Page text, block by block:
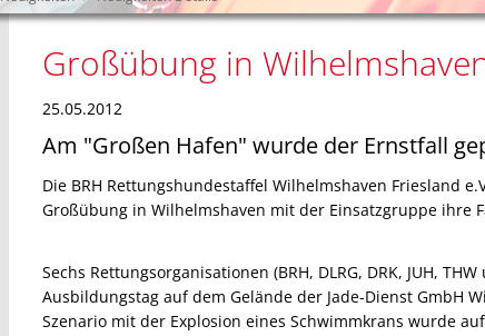
Großübung in
25.05.2012
Am "Großen Hafen" wurde der Ernstfall
Die BRH Rettungshundestaffel Wilhelmshaven Friesland
Großübung in Wilhelmshaven mit der Einsatzgruppe ihre
Sechs Rettungsorganisationen (BRH, DLRG, DRK, JUH,
Ausbildungstag auf dem Gelände der Jade-Dienst GmbH
Szenario mit der Explosion eines Schwimmkrans wurde